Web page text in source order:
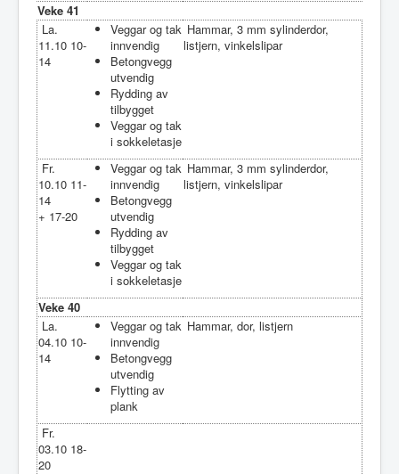
Veke 41
La.
11.10 10-
14
Veggar og tak
innvendig
Betongvegg
utvendig
Rydding av
tilbygget
Veggar og tak
i sokkeletasje
Hammar, 3 mm sylinderdor,
listjern, vinkelslipar
Fr.
10.10 11-
14
+ 17-20
Veggar og tak
innvendig
Betongvegg
utvendig
Rydding av
tilbygget
Veggar og tak
i sokkeletasje
Hammar, 3 mm sylinderdor,
listjern, vinkelslipar
Veke 40
La.
04.10 10-
14
Veggar og tak
innvendig
Betongvegg
utvendig
Flytting av
plank
Hammar, dor, listjern
Fr.
03.10 18-
20